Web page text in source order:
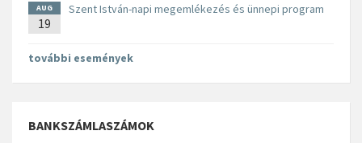
AUG
19
Szent István-napi megemlékezés és ünnepi program
további események
BANKSZÁMLASZÁMOK